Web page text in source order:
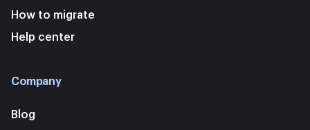
How to migrate
Help center
Company
Blog